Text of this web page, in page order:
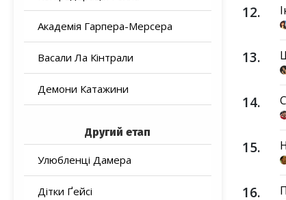
Академія Гарпера-Мерсера
Васали Ла Кінтрали
Демони Катажини
Другий етап
Улюбленці Дамера
Дітки Ґейсі
12.
13.
14.
15.
16.